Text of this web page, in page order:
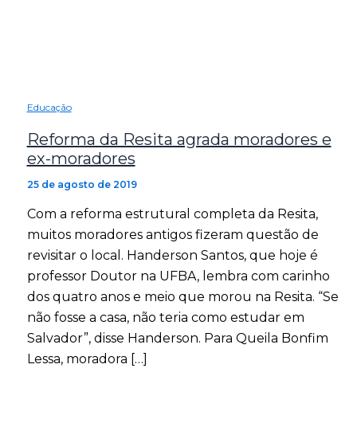
Educação
Reforma da Resita agrada moradores e
ex-moradores
25 de agosto de 2019
Com a reforma estrutural completa da Resita,
muitos moradores antigos fizeram questão de
revisitar o local. Handerson Santos, que hoje é
professor Doutor na UFBA, lembra com carinho
dos quatro anos e meio que morou na Resita. “Se
não fosse a casa, não teria como estudar em
Salvador”, disse Handerson. Para Queila Bonfim
Lessa, moradora […]